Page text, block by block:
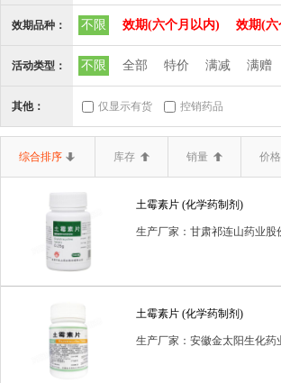
三类器械.6810矫 三类器械.6813计
三类器械.6827中 三类器械.6832医
三类器械.6864医 三类器械.6865医
二类器械.10输血、 二类器械.12
二类器械.19医用康
二类器械.6807胸
二类器械.6834医 二类器械.6840临
效期品种： 不限 效期(六个月以内) 效期(六
活动类型： 不限 全部 特价 满减 满赠
其他： 仅显示有货 控销药品
综合排序 库存 销量 价格
土霉素片 (化学药制剂)
生产厂家：甘肃祁连山药业股
土霉素片 (化学药制剂)
生产厂家：安徽金太阳生化药